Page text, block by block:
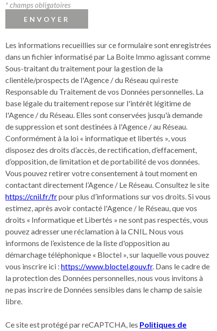
* champs obligatoires
ENVOYER
Les informations recueillies sur ce formulaire sont enregistrées
dans un fichier informatisé par La Boite Immo agissant comme
Sous-traitant du traitement pour la gestion de la
clientèle/prospects de l'Agence / du Réseau qui reste
Responsable du Traitement de vos Données personnelles. La
base légale du traitement repose sur l'intérêt légitime de
l'Agence / du Réseau. Elles sont conservées jusqu'à demande
de suppression et sont destinées à l'Agence / au Réseau.
Conformément à la loi « informatique et libertés », vous
disposez des droits d’accès, de rectification, d’effacement,
d’opposition, de limitation et de portabilité de vos données.
Vous pouvez retirer votre consentement à tout moment en
contactant directement l’Agence / Le Réseau. Consultez le site
https://cnil.fr/frpour plus d’informations sur vos droits. Si vous
estimez, après avoir contacté l'Agence / le Réseau, que vos
droits « Informatique et Libertés » ne sont pas respectés, vous
pouvez adresser une réclamation à la CNIL. Nous vous
informons de l’existence de la liste d'opposition au
démarchage téléphonique « Bloctel », sur laquelle vous pouvez
vous inscrire ici : https://www.bloctel.gouv.fr. Dans le cadre de
la protection des Données personnelles, nous vous invitons à
ne pas inscrire de Données sensibles dans le champ de saisie
libre.
Ce site est protégé par reCAPTCHA, les Politiques de